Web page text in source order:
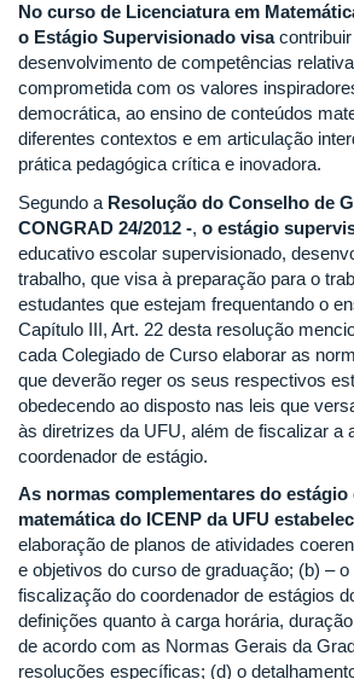
No curso de Licenciatura em
o Estágio Supervisionado visa
desenvolvimento de competências
comprometida com os valores
democrática, ao ensino de conteúdos
diferentes contextos e em articulação
prática pedagógica crítica e inovadora.
Segundo a Resolução do Conselho de
CONGRAD 24/2012 -, o estágio
educativo escolar supervisionado,
trabalho, que visa à preparação para o
estudantes que estejam frequentando o
Capítulo III, Art. 22 desta resolução
cada Colegiado de Curso elaborar as
que deverão reger os seus respectivos
obedecendo ao disposto nas leis que
às diretrizes da UFU, além de fiscalizar a
coordenador de estágio.
As normas complementares do estágio
matemática do ICENP da UFU
elaboração de planos de atividades
e objetivos do curso de graduação; (b) –
fiscalização do coordenador de estágios
definições quanto à carga horária,
de acordo com as Normas Gerais da
resoluções específicas; (d) o